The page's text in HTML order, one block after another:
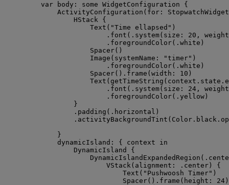
var body: some WidgetConfiguration {
ActivityConfiguration ( for :
HStack {
Text ( "Time ellapsed " )
. font ( . system( size : 20 , weight
. foregroundColor( . white )
Spacer()
Image ( systemName : " timer" )
. foregroundColor( . white )
Spacer(). frame ( width : 10 )
Text ( getTimeString ( context. state .
. font ( . system( size : 24 , weight
. foregroundColor( . yellow )
}
. padding ( . horizontal )
. activityBackgroundTint ( Color. black .
}
dynamicIsland : { context in
DynamicIsland
{
DynamicIslandExpandedRegion ( .
VStack( alignment : . center ) {
Text ( " Pushwoosh Timer" )
Spacer(). frame ( height : 24 )